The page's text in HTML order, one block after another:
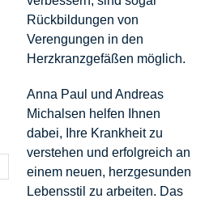
Rückbildungen von
Verengungen in den
Herzkranzgefäßen möglich.
Anna Paul und Andreas
Michalsen helfen Ihnen
dabei, Ihre Krankheit zu
verstehen und erfolgreich an
einem neuen, herzgesunden
Lebensstil zu arbeiten. Das